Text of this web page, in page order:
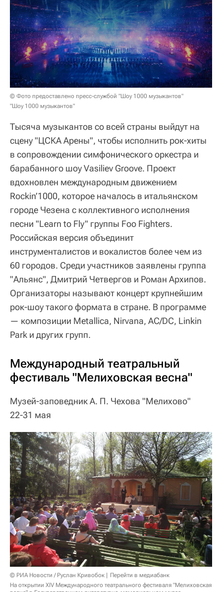
© Фото предоставлено пресс-службой "Шоу 1000 музыкантов"
"Шоу 1000 музыкантов"
Тысяча музыкантов со всей страны выйдут на
сцену "ЦСКА Арены", чтобы исполнить рок-хиты
в сопровождении симфонического оркестра и
барабанного шоу Vasiliev Groove. Проект
вдохновлен международным движением
Rockin’1000, которое началось в итальянском
городе Чезена с коллективного исполнения
песни "Learn to Fly" группы Foo Fighters.
Российская версия объединит
инструменталистов и вокалистов более чем из
60 городов. Среди участников заявлены группа
"Альянс", Дмитрий Четвергов и Роман Архипов.
Организаторы называют концерт крупнейшим
рок-шоу такого формата в стране. В программе
— композиции Metallica, Nirvana, AC/DC, Linkin
Park и других групп.
Международный театральный
фестиваль "Мелиховская весна"
Музей-заповедник А. П. Чехова "Мелихово"
22-31 мая
© РИА Новости / Руслан Кривобок
Перейти в медиабанк
На открытии XIV Международного театрального фестиваля "Мелиховская